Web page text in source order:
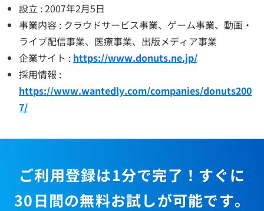
設立 : 2007年2月5日
事業内容 : クラウドサービス事業、ゲーム事業、動画・
ライブ配信事業、医療事業、出版メディア事業
企業サイト : https://www.donuts.ne.jp/
採用情報 :
https://www.wantedly.com/companies/donuts200
7/
ご利用登録は1分で完了！すぐに
30日間の無料お試しが可能です。